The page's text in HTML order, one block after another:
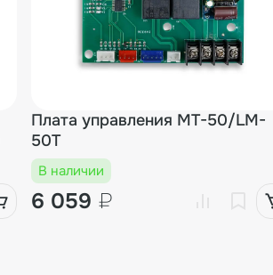
Плата управления MT-50/LM-
50T
В наличии
6 059 ₽